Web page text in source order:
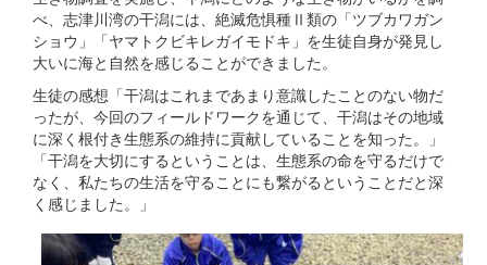
べ、志津川湾の干潟には、絶滅危惧種Ⅱ類の「ツブカワガン
ショウ」「ヤマトクビキレガイモドキ」を生徒自身が発見し
大いに海と自然を感じることができました。
生徒の感想「干潟はこれまであまり意識したことのない物だ
ったが、今回のフィールドワークを通じて、干潟はその地域
に深く根付き生態系の維持に貢献していることを知った。」
「干潟を大切にするということは、生態系の命を守るだけで
なく、私たちの生活を守ることにも繋がるということだと深
く感じました。」